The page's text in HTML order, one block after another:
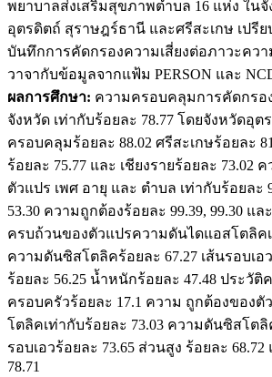
พยาบาลส่งเสริมสุขภาพตำบล 16 แห่ง ในจั
อุตรดิตถ์ สุราษฎร์ธานี และศรีสะเกษ เปรี
บันทึกการคัดกรองความเสี่ยงต่อภาวะคว
วาจากับข้อมูลจากแฟ้ม PERSON และ
ผลการศึกษา: ความครอบคลุมการคัดกรอ
จังหวัด เท่ากับร้อยละ 78.77 โดยจังหวัดอุ
ครอบคลุมร้อยละ 88.02 ศรีสะเกษร้อยละ
ร้อยละ 75.77 และ เชียงรายร้อยละ 73.02
ตัวแปร เพศ อายุ และ ตำบล เท่ากับร้อยละ
53.30 ความถูกต้องร้อยละ 99.39, 99.30 แล
ครบถ้วนของตัวแปรความดันไดแอสโตลิค
ความดันซิสโตลิคร้อยละ 67.27 เส้นรอบเอ
ร้อยละ 56.25 น้ำหนักร้อยละ 47.48 ประวั
ครอบครัวร้อยละ 17.1 ความ ถูกต้องของ
โตลิคเท่ากับร้อยละ 73.03 ความดันซิสโตลิ
รอบเอวร้อยละ 73.65 ส่วนสูง ร้อยละ
78.71